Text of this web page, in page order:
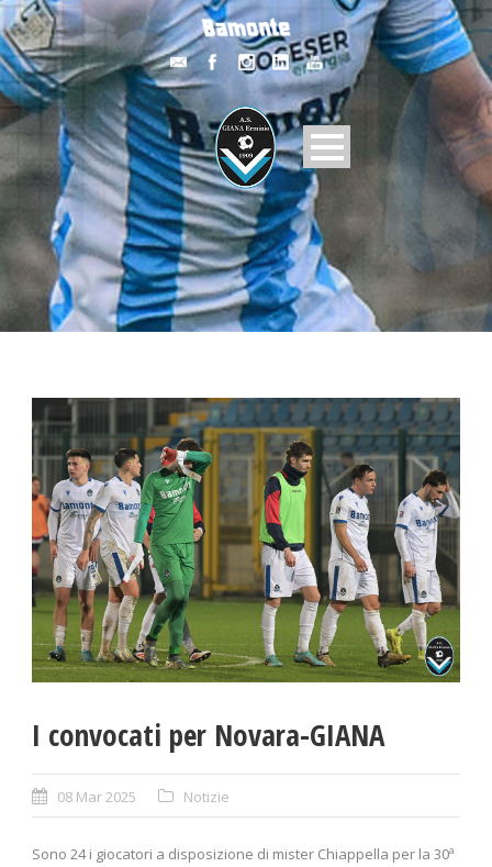
I convocati per Novara-GIANA
08 Mar 2025 Notizie
Sono 24 i giocatori a disposizione di mister Chiappella per la 30ª